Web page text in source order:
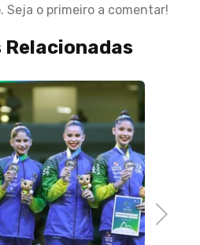
Seja o primeiro a comentar!
Next